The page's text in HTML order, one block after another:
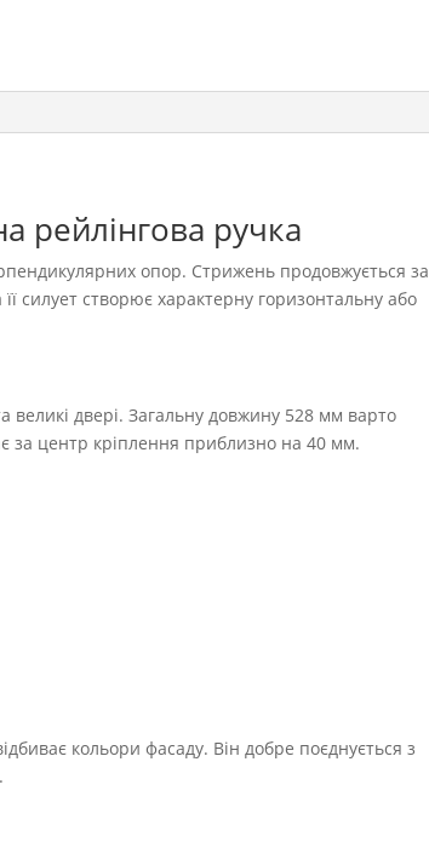
рейлінгова ручка
опор. Стрижень продовжується за
силует створює характерну горизонтальну або
двері. Загальну довжину 528 мм варто
за центр кріплення приблизно на 40 мм.
кольори фасаду. Він добре поєднується з